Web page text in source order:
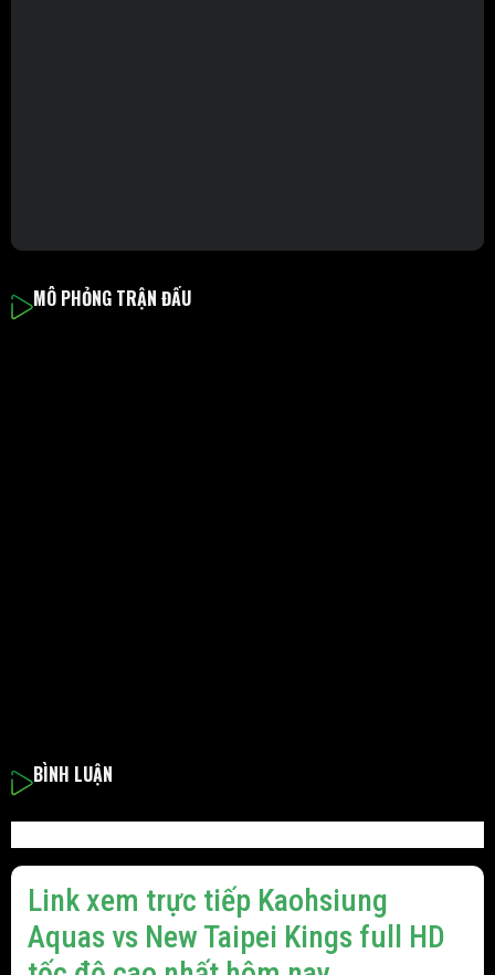
MÔ PHỎNG TRẬN ĐẤU
BÌNH LUẬN
Link xem trực tiếp Kaohsiung
Aquas vs New Taipei Kings full HD